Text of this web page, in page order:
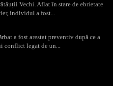
Vechi. Aflat în stare de ebrietate
individul a fost...
a fost arestat preventiv după ce a
conflict legat de un...